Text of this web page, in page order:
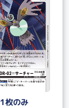
1枚のみ